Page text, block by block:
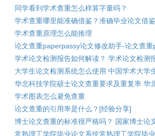
同学看到学术查重怎么样算字量吗？
学术查重哪里能准确借鉴？准确毕业论文借
学术查重原理怎么能推理
论文查重paperpassy论文修改助手-论文查
学术论文检测报告如何解读？ 学术论文检测
大学生论文检测系统怎么使用 中国学术大学
华北科技学院硕士论文查重要求及重复率 华
学术图表怎么避免查重
论文查重的引用率是什么？[经验分享]
博士论文查重的标准很严格吗？ 国家博士论
常熟理工学院毕业论文系统常熟理工学院毕